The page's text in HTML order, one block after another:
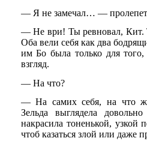
— Я не замечал… —
— Не ври! Ты ревновал, Кит.
Оба вели себя как два
им Бо была только для
взгляд.
— На что?
— На самих себя, на что
Зельда выглядела
накрасила тоненькой, узкой
чтоб казаться злой или даже